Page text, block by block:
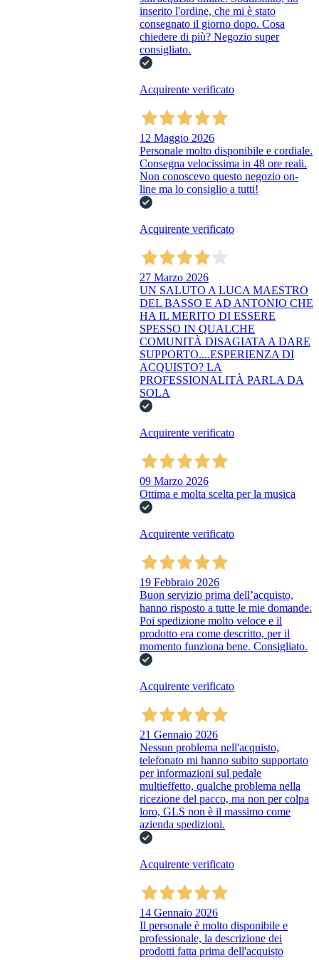
inserito l'ordine, che mi è stato
consegnato il giorno dopo. Cosa
chiedere di più? Negozio super
consigliato.
Acquirente verificato
12 Maggio 2026
Personale molto disponibile e cordiale.
Consegna velocissima in 48 ore reali.
Non conoscevo questo negozio on-
line ma lo consiglio a tutti!
Acquirente verificato
27 Marzo 2026
UN SALUTO A LUCA MAESTRO
DEL BASSO E AD ANTONIO CHE
HA IL MERITO DI ESSERE
SPESSO IN QUALCHE
COMUNITÀ DISAGIATA A DARE
SUPPORTO....ESPERIENZA DI
ACQUISTO? LA
PROFESSIONALITÀ PARLA DA
SOLA
Acquirente verificato
09 Marzo 2026
Ottima e molta scelta per la musica
Acquirente verificato
19 Febbraio 2026
Buon servizio prima dell’acquisto,
hanno risposto a tutte le mie domande.
Poi spedizione molto veloce e il
prodotto era come descritto, per il
momento funziona bene. Consigliato.
Acquirente verificato
21 Gennaio 2026
Nessun problema nell'acquisto,
telefonato mi hanno subito supportato
per informazioni sul pedale
multieffetto, qualche problema nella
ricezione del pacco, ma non per colpa
loro, GLS non è il massimo come
azienda spedizioni.
Acquirente verificato
14 Gennaio 2026
Il personale è molto disponibile e
professionale, la descrizione dei
prodotti fatta prima dell'acquisto